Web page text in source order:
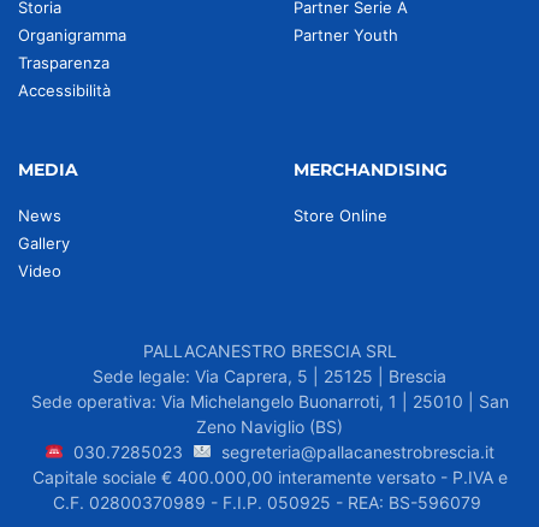
Storia
Organigramma
Trasparenza
Accessibilità
Partner Serie A
Partner Youth
MEDIA
News
Gallery
Video
MERCHANDISING
Store Online
PALLACANESTRO BRESCIA SRL
Sede legale: Via Caprera, 5 | 25125 | Brescia
Sede operativa: Via Michelangelo Buonarroti, 1 | 25010 | San
Zeno Naviglio (BS)
030.7285023
segreteria@pallacanestrobrescia.it
Capitale sociale € 400.000,00 interamente versato - P.IVA e
C.F. 02800370989 - F.I.P. 050925 - REA: BS-596079